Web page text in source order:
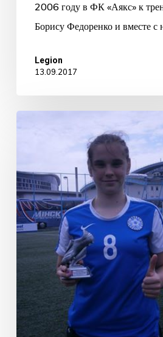
2006 году в ФК «Аякс» к
Борису Федоренко и вместе
Legion
13.09.2017
TEREŠTŠENKOVA